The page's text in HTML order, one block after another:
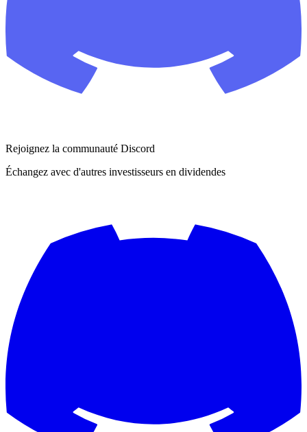
Rejoignez la communauté Discord
Échangez avec d'autres investisseurs en dividendes